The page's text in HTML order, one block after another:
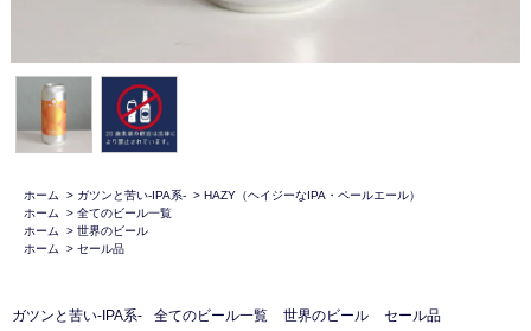
ホーム > ガツンと苦い-IPA系- > HAZY（ヘイジーなIPA・ペールエール）
ホーム
> 全てのビール一覧
ホーム
> 世界のビール
ホーム
> セール品
ガツンと苦い-IPA系- 全てのビール一覧 世界のビール セール品